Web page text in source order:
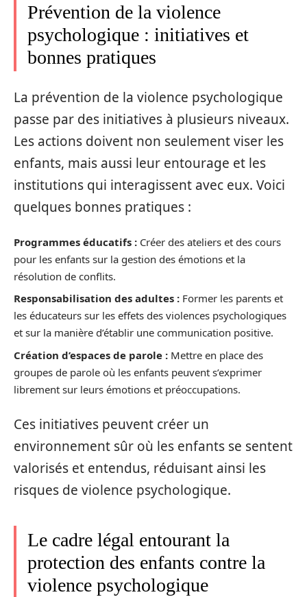
Prévention de la violence
psychologique : initiatives et
bonnes pratiques
La prévention de la violence psychologique
passe par des initiatives à plusieurs niveaux.
Les actions doivent non seulement viser les
enfants, mais aussi leur entourage et les
institutions qui interagissent avec eux. Voici
quelques bonnes pratiques :
Programmes éducatifs : Créer des ateliers et des cours
pour les enfants sur la gestion des émotions et la
résolution de conflits.
Responsabilisation des adultes : Former les parents et
les éducateurs sur les effets des violences psychologiques
et sur la manière d’établir une communication positive.
Création d’espaces de parole : Mettre en place des
groupes de parole où les enfants peuvent s’exprimer
librement sur leurs émotions et préoccupations.
Ces initiatives peuvent créer un
environnement sûr où les enfants se sentent
valorisés et entendus, réduisant ainsi les
risques de violence psychologique.
Le cadre légal entourant la
protection des enfants contre la
violence psychologique